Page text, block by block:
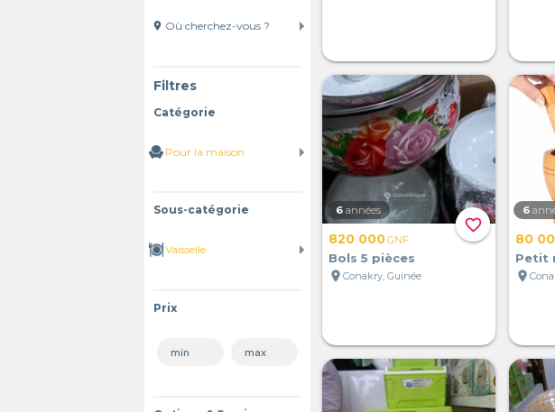
location_on
Filtres
Catégorie
Sous-catégorie
Prix
favorite_border
6 années
820 000GNF
Bols 5 pièces
location_on Conakry, Guinée
6
80
Petit
location_on